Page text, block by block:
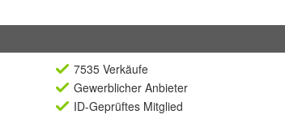
7535 Verkäufe
Gewerblicher Anbieter
ID-Geprüftes Mitglied